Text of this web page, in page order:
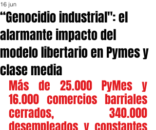
“Genocidio industrial": el
alarmante impacto del
modelo libertario en Pymes y
clase media
16 jun
Más de 25.000 PyMes y
16.000 comercios barriales
cerrados, 340.000